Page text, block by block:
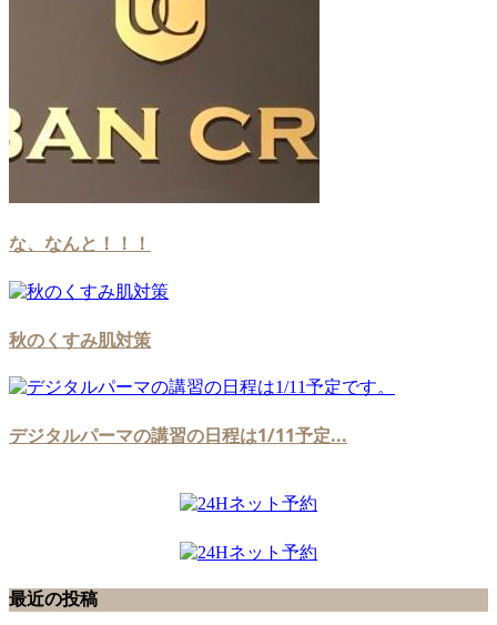
な、なんと！！！
秋のくすみ肌対策
デジタルパーマの講習の日程は1/11予定...
最近の投稿